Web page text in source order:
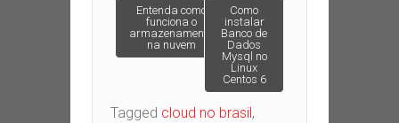
Post navigation
Entenda como
funciona o
armazenamento
na nuvem
Como
instalar
Banco de
Dados
Mysql no
Linux
Centos 6
Tagged cloud no brasil ,